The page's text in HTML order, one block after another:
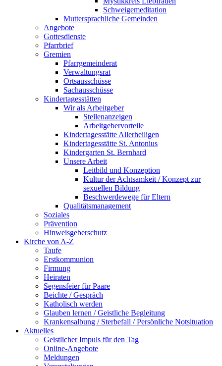
Schweigemeditation
Muttersprachliche Gemeinden
Angebote
Gottesdienste
Pfarrbrief
Gremien
Pfarrgemeinderat
Verwaltungsrat
Ortsausschüsse
Sachausschüsse
Kindertagesstätten
Wir als Arbeitgeber
Stellenanzeigen
Arbeitgebervorteile
Kindertagesstätte Allerheiligen
Kindertagesstätte St. Antonius
Kindergarten St. Bernhard
Unsere Arbeit
Leitbild und Konzeption
Kultur der Achtsamkeit / Konzept zur
sexuellen Bildung
Beschwerdewege für Eltern
Qualitätsmanagement
Soziales
Prävention
Hinweisgeberschutz
Kirche von A-Z
Taufe
Erst­kommunion
Firmung
Heiraten
Segensfeier für Paare
Beichte /​ Gespräch
Katholisch werden
Glauben lernen / Geistliche Begleitung
Krankensalbung / Sterbefall / Persönliche Notsituation
Aktuelles
Geistlicher Impuls für den Tag
Online-Angebote
Meldungen